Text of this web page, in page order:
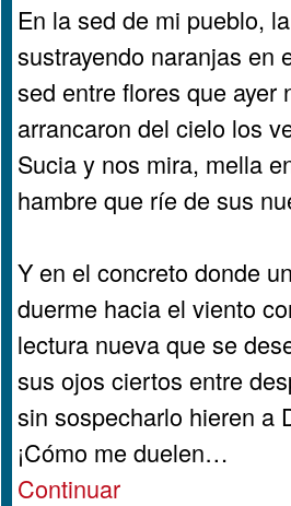
En la sed de mi pueblo,
sustrayendo naranjas en
sed entre flores que ayer
arrancaron del cielo los
Sucia y nos mira, mella
hambre que ríe de sus
Y en el concreto donde
duerme hacia el viento
lectura nueva que se
sus ojos ciertos entre
sin sospecharlo hieren a
¡Cómo me duelen…
Continuar